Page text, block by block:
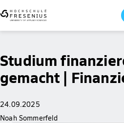
Studium
gemacht |
24.09.2025
Noah Sommerfeld